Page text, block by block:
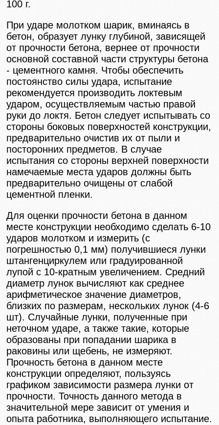
100 г.
При ударе молотком шарик, вминаясь в
бетон, образует лунку глубиной, зависящей
от прочности бетона, вернее от прочности
основной составной части структуры бетона
- цементного камня. Чтобы обеспечить
постоянство силы удара, испытание
рекомендуется производить локтевым
ударом, осуществляемым частью правой
руки до локтя. Бетон следует испытывать со
стороны боковых поверхностей конструкции,
предварительно очистив их от пыли и
посторонних предметов. В случае
испытания со стороны верхней поверхности
намечаемые места ударов должны быть
предварительно очищены от слабой
цементной пленки.
Для оценки прочности бетона в данном
месте конструкции необходимо сделать 6-10
ударов молотком и измерить (с
погрешностью 0,1 мм) получившиеся лунки
штангенциркулем или градуированной
лупой с 10-кратным увеличением. Средний
диаметр лунок вычисляют как среднее
арифметическое значение диаметров,
близких по размерам, нескольких лунок (4-6
шт). Случайные лунки, полученные при
неточном ударе, а также такие, которые
образованы при попадании шарика в
раковины или щебень, не измеряют.
Прочность бетона в данном месте
конструкции определяют, пользуясь
графиком зависимости размера лунки от
прочности. Точность данного метода в
значительной мере зависит от умения и
опыта работника, выполняющего испытание.